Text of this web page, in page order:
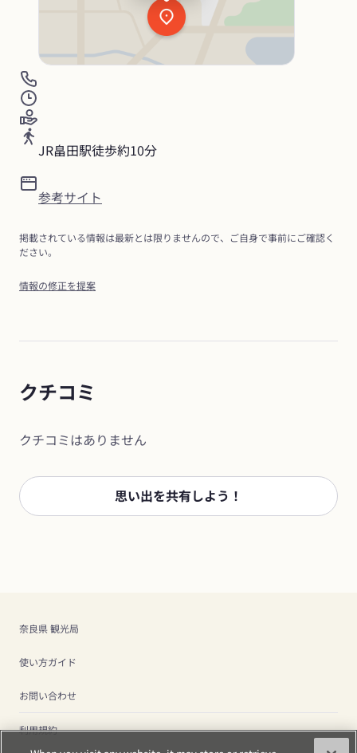
JR畠田駅徒歩約10分
参考サイト
掲載されている情報は最新とは限りませんので、ご自身で事前にご確認く
ださい。
情報の修正を提案
クチコミ
クチコミはありません
思い出を共有しよう！
奈良県 観光局
使い方ガイド
お問い合わせ
利用規約